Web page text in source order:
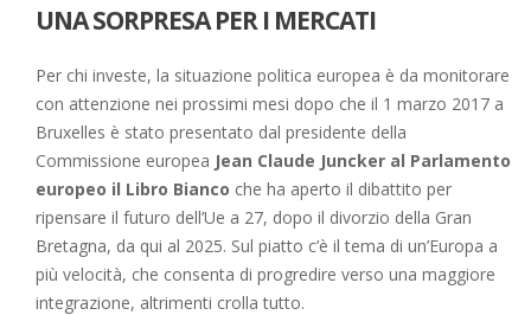
UNA SORPRESA PER I MERCATI
Per chi investe, la situazione politica europea è da monitorare
con attenzione nei prossimi mesi dopo che il 1 marzo 2017 a
Bruxelles è stato presentato dal presidente della
Commissione europea Jean Claude Juncker al Parlamento
europeo il Libro Bianco che ha aperto il dibattito per
ripensare il futuro dell’Ue a 27, dopo il divorzio della Gran
Bretagna, da qui al 2025. Sul piatto c’è il tema di un’Europa a
più velocità, che consenta di progredire verso una maggiore
integrazione, altrimenti crolla tutto.